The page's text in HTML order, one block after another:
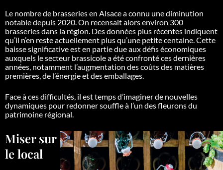
Le nombre de brasseries en Alsace a connu une diminution
notable depuis 2020. On recensait alors environ 300
brasseries dans la région. Des données plus récentes indiquent
qu’il n’en reste actuellement plus qu’une petite centaine. Cette
baisse significative est en partie due aux défis économiques
auxquels le secteur brassicole a été confronté ces dernières
années, notamment l’augmentation des coûts des matières
premières, de l’énergie et des emballages.
Face à ces difficultés, il est temps d’imaginer de nouvelles
dynamiques pour redonner souffle à l’un des fleurons du
patrimoine régional.
Miser sur
le local